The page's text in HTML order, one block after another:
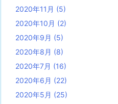
2020年11月 (5)
2020年10月 (2)
2020年9月 (5)
2020年8月 (8)
2020年7月 (16)
2020年6月 (22)
2020年5月 (25)